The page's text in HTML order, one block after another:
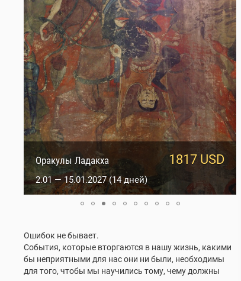
1500 USD
Невероятные Гималаи
26.10 — 6.11.2026 (12 дней)
1817 USD
Оракулы Ладакха
2.01 — 15.01.2027 (14 дней)
Ошибок не бывает.
События, которые вторгаются в нашу жизнь, какими
бы неприятными для нас они ни были, необходимы
для того, чтобы мы научились тому, чему должны